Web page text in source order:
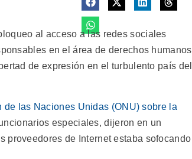
al acceso a las redes sociales
en el área de derechos humanos
de expresión en el turbulento país del
las Naciones Unidas (ONU) sobre la
especiales, dijeron en un
proveedores de Internet estaba sofocando